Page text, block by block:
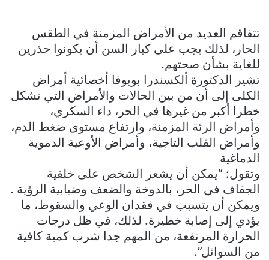
تتفاقم العديد من الأمراض المزمنة في الطقس
الحار، لذلك يجب على كبار السن أن يكونوا حذرين
للغاية بشأن صحتهم.
تشير الدكتورة ألكسندرا بوبوفا أخصائية أمراض
الكلى إلى أن من بين الحالات والأمراض التي تشكل
خطرا أكبر من غيرها في الحر، داء السكري،
وأمراض الرئة المزمنة، وارتفاع مستوى ضغط الدم،
وأمراض القلب التاجية، وأمراض الأوعية الدموية
الدماغية
وتقول: “يمكن أن يشعر الشخص على خلفية
الجفاف في الحر، بالدوخة والضعف وضبابية الرؤية .
ويمكن أن يتسبب في فقدان الوعي والسقوط، ما
يؤدي إلى إصابة خطيرة. لذلك، في ظل درجات
الحرارة المرتفعة، من المهم جدا شرب كمية كافية
من السوائل”.